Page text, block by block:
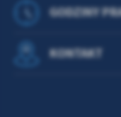
GODZINY
KONTAKT